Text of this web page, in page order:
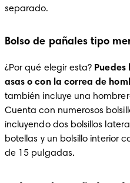
separado.
Bolso de pañales tipo
¿Por qué elegir esta?
asas o con la correa de
también incluye una
Cuenta con numerosos
incluyendo dos bolsillos
botellas y un bolsillo interior
de 15 pulgadas.